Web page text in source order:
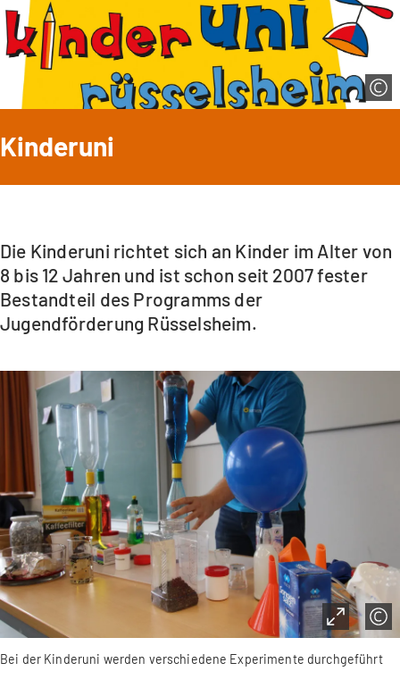
Kinderuni
Die Kinderuni richtet sich an Kinder im Alter von
8 bis 12 Jahren und ist schon seit 2007 fester
Bestandteil des Programms der
Jugendförderung Rüsselsheim.
Bei der Kinderuni werden verschiedene Experimente durchgeführt